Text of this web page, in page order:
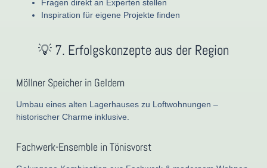
Fragen direkt an Experten stellen
Inspiration für eigene Projekte finden
💡 7. Erfolgskonzepte aus der Region
Möllner Speicher in Geldern
Umbau eines alten Lagerhauses zu Loftwohnungen –
historischer Charme inklusive.
Fachwerk-Ensemble in Tönisvorst